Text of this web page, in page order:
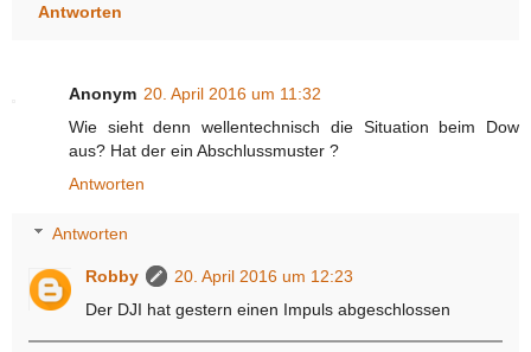
Antworten
Anonym 20. April 2016 um 11:32
Wie sieht denn wellentechnisch die Situation beim Dow
aus? Hat der ein Abschlussmuster ?
Antworten
Antworten
Robby
20. April 2016 um 12:23
Der DJI hat gestern einen Impuls abgeschlossen